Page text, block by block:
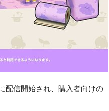
配信開始され、購入者向けの